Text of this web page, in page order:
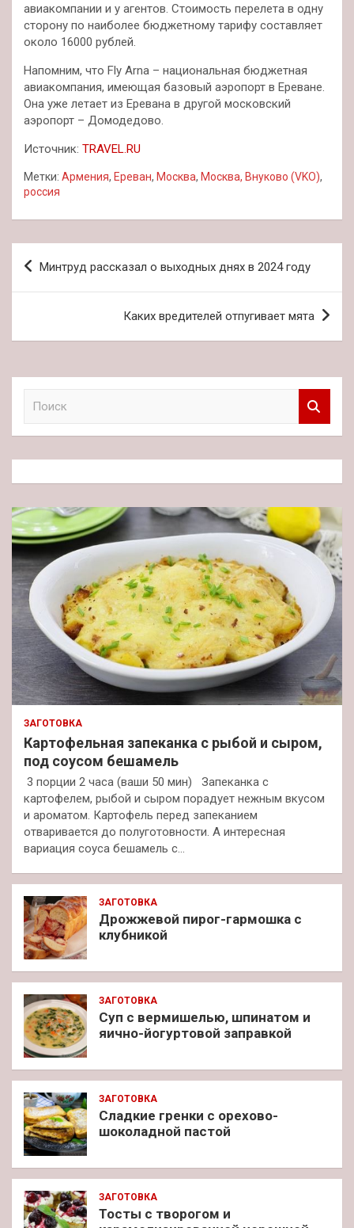
авиакомпании и у агентов. Стоимость перелета в одну
сторону по наиболее бюджетному тарифу составляет
около 16000 рублей.
Напомним, что Fly Arna – национальная бюджетная
авиакомпания, имеющая базовый аэропорт в Ереване.
Она уже летает из Еревана в другой московский
аэропорт – Домодедово.
Источник: TRAVEL.RU
Метки: Армения, Ереван, Москва, Москва, Внуково (VKO),
россия
Навигация
Минтруд рассказал о выходных днях в 2024 году
Каких вредителей отпугивает мята
к
ЗАГОТОВКА
Картофельная запеканка с рыбой и сыром,
под соусом бешамель
3 порции 2 часа (ваши 50 мин) Запеканка с
картофелем, рыбой и сыром порадует нежным вкусом
и ароматом. Картофель перед запеканием
отваривается до полуготовности. А интересная
вариация соуса бешамель с…
ЗАГОТОВКА
Дрожжевой пирог-гармошка с
клубникой
ЗАГОТОВКА
Суп с вермишелью, шпинатом и
яично-йогуртовой заправкой
ЗАГОТОВКА
Сладкие гренки с орехово-
шоколадной пастой
ЗАГОТОВКА
Тосты с творогом и